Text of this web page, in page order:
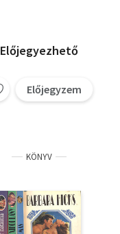
Előjegyezhető
Előjegyzem
KÖNYV